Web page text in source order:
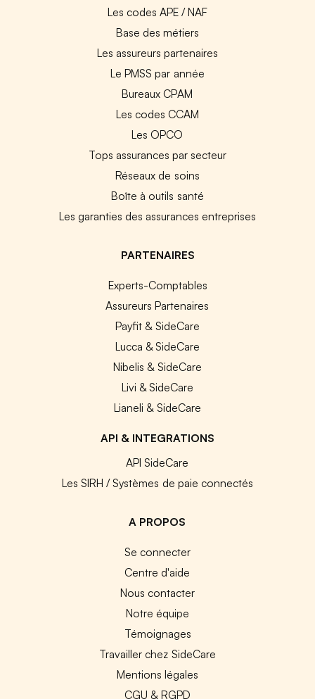
Les codes APE / NAF
Base des métiers
Les assureurs partenaires
Le PMSS par année
Bureaux CPAM
Les codes CCAM
Les OPCO
Tops assurances par secteur
Réseaux de soins
Boîte à outils santé
Les garanties des assurances entreprises
PARTENAIRES
Experts-Comptables
Assureurs Partenaires
Payfit & SideCare
Lucca & SideCare
Nibelis & SideCare
Livi & SideCare
Lianeli & SideCare
API & INTEGRATIONS
API SideCare
Les SIRH / Systèmes de paie connectés
A PROPOS
Se connecter
Centre d'aide
Nous contacter
Notre équipe
Témoignages
Travailler chez SideCare
Mentions légales
CGU & RGPD